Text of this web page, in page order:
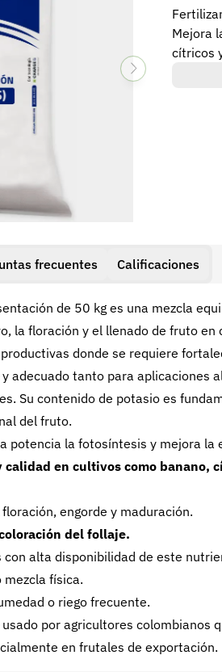
Mejora
cítricos
frecuentes Calificaciones
de 50 kg es una mezcla
la floración y el llenado de fruto en
donde se requiere
adecuado tanto para aplicaciones
Su contenido de potasio es
del fruto.
potencia la fotosíntesis y mejora
en cultivos como banano,
engorde y maduración.
del follaje.
alta disponibilidad de este
física.
o riego frecuente.
por agricultores colombianos
en frutales de exportación.